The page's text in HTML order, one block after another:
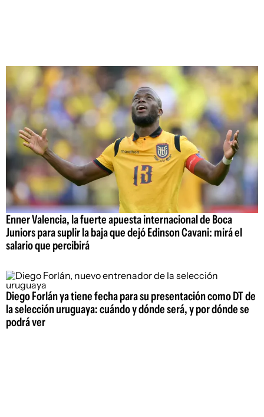
Enner Valencia, la fuerte apuesta internacional de Boca
Juniors para suplir la baja que dejó Edinson Cavani: mirá el
salario que percibirá
Diego Forlán ya tiene fecha para su presentación como DT de
la selección uruguaya: cuándo y dónde será, y por dónde se
podrá ver